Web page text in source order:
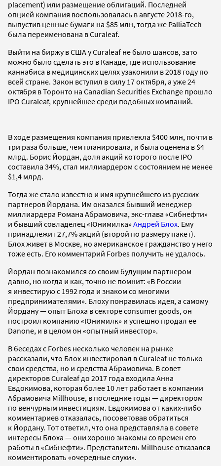
placement) или размещение облигаций. Последней
опцией компания воспользовалась в августе 2018-го,
выпустив ценные бумаги на $85 млн, тогда же PalliaTech
была переименована в Curaleaf.
Выйти на биржу в США у Curaleaf не было шансов, зато
можно было сделать это в Канаде, где использование
каннабиса в медицинских целях узаконили в 2018 году по
всей стране. Закон вступил в силу 17 октября, а уже 24
октября в Торонто на Canadian Securities Exchange прошло
IPO Curaleaf, крупнейшее среди подобных компаний.
В ходе размещения компания привлекла $400 млн, почти в
три раза больше, чем планировала, и была оценена в $4
млрд. Борис Йордан, доля акций которого после IPO
составила 34%, стал миллиардером с состоянием не менее
$1,4 млрд.
Тогда же стало известно и имя крупнейшего из русских
партнеров Йордана. Им оказался бывший менеджер
миллиардера Романа Абрамовича, экс-глава «Сибнефти»
и бывший совладелец «Юнимилка» Андрей Блох. Ему
принадлежит 27,7% акций (второй по размеру пакет).
Блох живет в Москве, но американское гражданство у него
тоже есть. Его комментарий Forbes получить не удалось.
Йордан познакомился со своим будущим партнером
давно, но когда и как, точно не помнит: «В России
я инвестирую с 1992 года и знаком со многими
предпринимателями». Блоху понравилась идея, а самому
Йордану — опыт Блоха в секторе consumer goods, он
построил компанию «Юнимилк» и успешно продал ее
Danone, и в целом он «опытный инвестор».
В беседах с Forbes несколько человек на рынке
рассказали, что Блох инвестировал в Curaleaf не только
свои средства, но и средства Абрамовича. В совет
директоров Curaleaf до 2017 года входила Анна
Евдокимова, которая более 10 лет работает в компании
Абрамовича Millhouse, в последние годы — директором
по венчурным инвестициям. Евдокимова от каких-либо
комментариев отказалась, посоветовав обратиться
к Йордану. Тот ответил, что она представляла в совете
интересы Блоха — они хорошо знакомы со времен его
работы в «Сибнефти». Представитель Millhouse отказался
комментировать «очередные слухи».